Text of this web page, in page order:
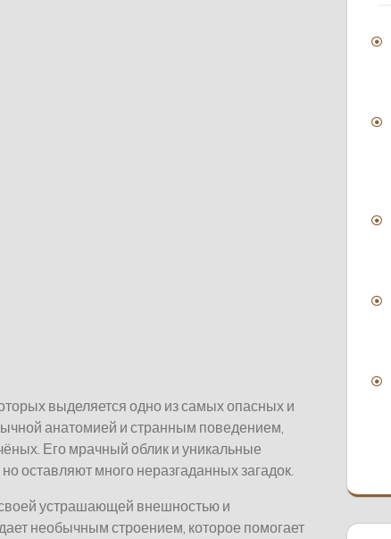
выделяется одно из самых опасных и
анатомией и странным поведением,
Его мрачный облик и уникальные
оставляют много неразгаданных загадок.
устрашающей внешностью и
необычным строением, которое помогает